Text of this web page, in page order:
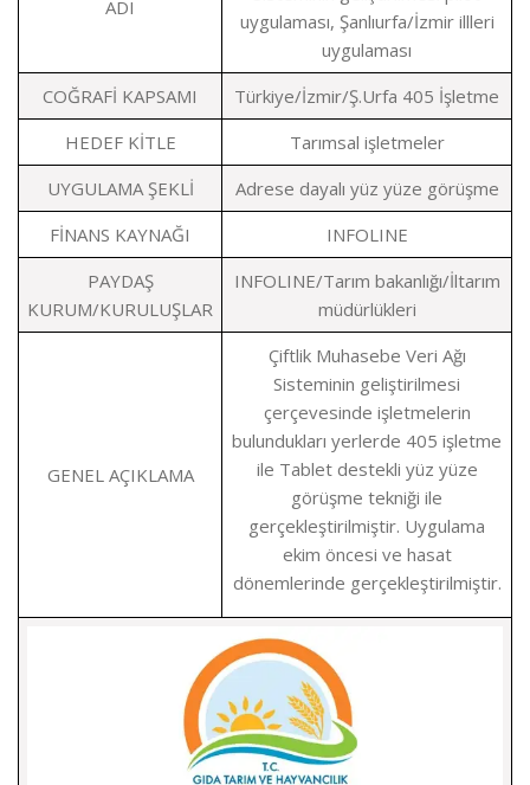
ADI
uygulaması, Şanlıurfa/İzmir illleri
uygulaması
COĞRAFİ KAPSAMI
Türkiye/İzmir/Ş.Urfa 405 İşletme
HEDEF KİTLE
Tarımsal işletmeler
UYGULAMA ŞEKLİ
Adrese dayalı yüz yüze görüşme
FİNANS KAYNAĞI
INFOLINE
PAYDAŞ
KURUM/KURULUŞLAR
INFOLINE/Tarım bakanlığı/İltarım
müdürlükleri
GENEL AÇIKLAMA
Çiftlik Muhasebe Veri Ağı
Sisteminin geliştirilmesi
çerçevesinde işletmelerin
bulundukları yerlerde 405 işletme
ile Tablet destekli yüz yüze
görüşme tekniği ile
gerçekleştirilmiştir. Uygulama
ekim öncesi ve hasat
dönemlerinde gerçekleştirilmiştir.